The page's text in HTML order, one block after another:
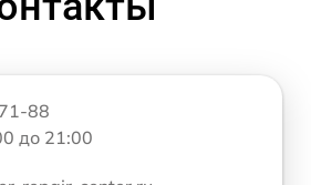
88
до 21:00